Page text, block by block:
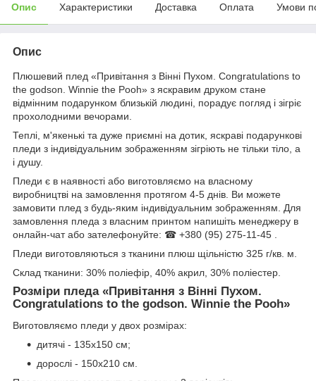
Опис Характеристики Доставка Оплата Умови
Опис
Плюшевий плед «Привітання з Вінні Пухом. Congratulations to
the godson. Winnie the Pooh» з яскравим друком стане
відмінним подарунком близькій людині, порадує погляд і зігріє
прохолодними вечорами.
Теплі, м'якенькі та дуже приємні на дотик, яскраві подарункові
пледи з індивідуальним зображенням зігріють не тільки тіло, а
і душу.
Пледи є в наявності або виготовляємо на власному
виробництві на замовлення протягом 4-5 днів. Ви можете
замовити плед з будь-яким індивідуальним зображенням. Для
замовлення пледа з власним принтом напишіть менеджеру в
онлайн-чат або зателефонуйте: ☎ +380 (95) 275-11-45 .
Пледи виготовляються з тканини плюш щільністю 325 г/кв. м.
Склад тканини: 30% поліефір, 40% акрил, 30% поліестер.
Розміри пледа «Привітання з Вінні Пухом.
Congratulations to the godson. Winnie the Pooh»
Виготовляємо пледи у двох розмірах:
дитячі - 135х150 см;
дорослі - 150х210 см.